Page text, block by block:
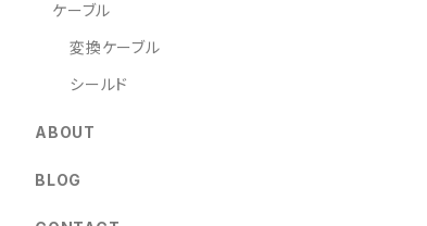
ケーブル
変換ケーブル
シールド
ABOUT
BLOG